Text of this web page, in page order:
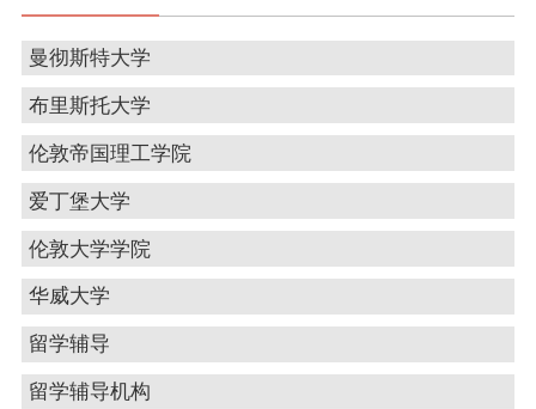
曼彻斯特大学
布里斯托大学
伦敦帝国理工学院
爱丁堡大学
伦敦大学学院
华威大学
留学辅导
留学辅导机构